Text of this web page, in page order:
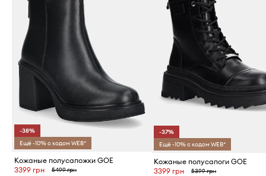
-38%
Ещё -10% с кодом WEB*
Кожаные полусапожки GOE
3399 грн
5499 грн
-37%
Ещё -10% с кодом WEB*
Кожаные полусапоги GOE
3399 грн
5399 грн